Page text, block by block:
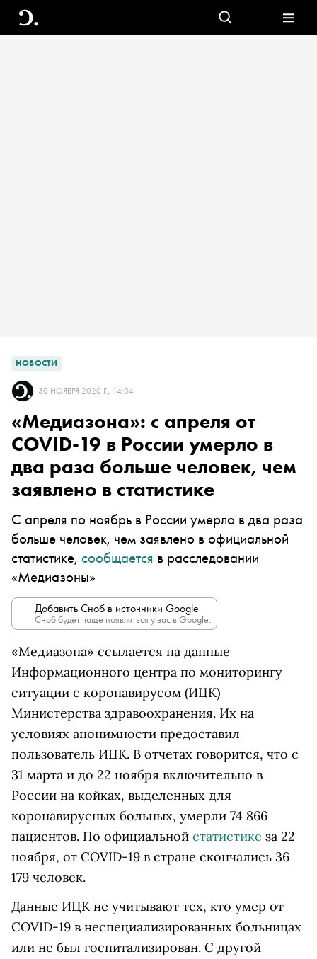
НОВОСТИ
30 НОЯБРЯ 2020 Г., 14:04
«Медиазона»: с апреля от
COVID-19 в России умерло в
два раза больше человек, чем
заявлено в статистике
С апреля по ноябрь в России умерло в два раза
больше человек, чем заявлено в официальной
статистике, сообщается в расследовании
«Медиазоны»
Добавить Сноб в источники Google
Сноб будет чаще появляться у вас в Google.
«Медиазона» ссылается на данные
Информационного центра по мониторингу
ситуации с коронавирусом (ИЦК)
Министерства здравоохранения. Их на
условиях анонимности предоставил
пользователь ИЦК. В отчетах говорится, что с
31 марта и до 22 ноября включительно в
России на койках, выделенных для
коронавирусных больных, умерли 74 866
пациентов. По официальной статистике за 22
ноября, от COVID-19 в стране скончались 36
179 человек.
Данные ИЦК не учитывают тех, кто умер от
COVID-19 в неспециализированных больницах
или не был госпитализирован. С другой